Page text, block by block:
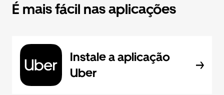
É mais fácil nas aplicações
Instale a aplicação
Uber